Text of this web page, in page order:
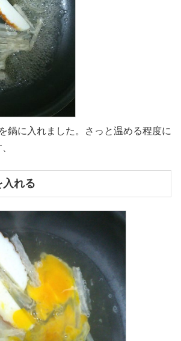
鍋に入れました。さっと温める程度に
入れる